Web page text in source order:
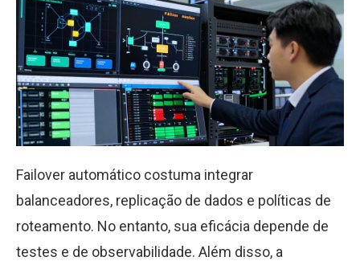
Failover automático costuma integrar
balanceadores, replicação de dados e políticas de
roteamento. No entanto, sua eficácia depende de
testes e de observabilidade. Além disso, a